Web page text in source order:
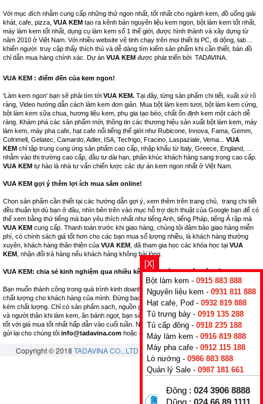
Với mục đích nhằm cung cấp những thứ ngon nhất, tốt nhất cho ngành kem, đồ uống giải
khát, cafe, pizza, VUA KEM tạo ra kênh bán nguyên liệu kem ngon, bột làm kem tốt nhất,
máy làm kem tốt nhất, dụng cụ làm kem số 1 thế giới, được hình thành và xây dựng từ
năm 2010 ở Việt Nam. Với nhiều website vệ tinh chạy trên mọi thiết bị PC, di dộng, tab…
khiến người truy cập thấy thích thú và dễ dàng tìm kiếm sản phẩm khi cần thiết, bản đồ
chỉ dẫn mua hàng chính xác. Dự án VUA KEM được phát triển bởi TADAVINA
VUA KEM : điểm đến của kem ngon!
'Làm kem ngon' bạn sẽ phải tìm tới VUA KEM. Tại đây, từng sản phẩm chi tiết, xuất xứ rõ
ràng, Video hướng dẫn cách làm kem đơn giản. Mua bột làm kem tươi, bột làm kem cứng,
bột làm kem sữa chua, hương liệu kem, phụ gia tạo béo, chất ổn định kem một cách dễ
ràng. Khám phá các sản phẩm mới, thông tin các thương hiệu sản xuất bột làm kem, máy
làm kem, máy pha cafe, hạt cafe nổi tiếng thế giới như Rubicone, Innova, Fama, Gemm,
Cofrimell, Gelatec, Camardo, Adler, ISA, Tecfrigo, Fracino, Laspaziale, Vema... VUA
KEM chỉ tập trung cung ứng sản phẩm cao cấp, nhập khẩu từ Italy, Greece, England, …
nhằm vào thị trường cao cấp, đầu tư dài hạn, phân khúc khách hàng sang trọng cao cấp.
VUA KEM tự hào là nhà tư vấn chiến lược các dự án kem ngon nhất ở Việt Nam.
VUA KEM gợi ý thêm lợi ích mua sắm online!
Chọn sản phẩm cần thiết tại các hướng dẫn gợi ý, xem thêm trên trang chủ, trang chi tiết
đều thuận lợi dù bạn ở đâu, nhìn bên trên vào mục hỗ trợ dịch thuật của Google bạn để có
thể xem bằng thứ tiếng mà bạn yêu thích nhất như tiếng Anh, tiếng Pháp, tiếng Ả rập mà
VUA KEM cung cấp. Thanh toán trước khi giao hàng, chúng tôi đảm bảo giao hàng miễn
phí, có chính sách giá tốt hơn cho các bạn mua số lượng nhiều, là khách hàng thường
xuyên, khách hàng thân thiện của VUA KEM , đã tham gia học các khóa học tại VUA
KEM , nhận đổi trả hàng nếu khách hàng không hài lòng.
VUA KEM: chia sẻ kinh nghiệm qua nhiều kênh bán hàng thuộc hệ thống.
Bạn muốn thành công trong quá trình kinh doanh nhà hàng, hãy nghĩ tới những sản phẩm
chất lượng cho khách hàng của mình. Đừng bao giờ kinh doanh những mặt hàng nhái,
kém chất lượng. Chỉ có sản phẩm sạch, nguồn gốc xuất xứ rõ ràng, tốt cho sức khỏe bạn
và người thân khi làm kem, ăn bánh ngọt, bạn sẽ thành công. Đừng bỏ lỡ cơ hội mua hàng
tốt với giá mua tốt nhất hấp dẫn vào cuối tuần. Nhận nhiều, trả ít! Nếu có thắc mắc, hãy
gửi lại cho chúng tôi info@tadavina.com hoặc gọi điện +84 24 3906 8888
Copyright © 2018 TADAVINA CO., LTD - All rights reserved.Vuakem.com
[X]
Bột làm kem - 0915 883 888
Nguyên liệu kem - 0931 811 888
Hạt cafe, Pod - 0932 819 888
Tủ trưng bày - 0919 135 288
Tủ cấp đông - 0918 235 188
Máy làm kem - 0916 819 888
Máy pha cafe - 0912 115 188
Lò nướng - 0986 883 888
Quản lý Sale - 0987 181 661
Đông : 024 3906 8888